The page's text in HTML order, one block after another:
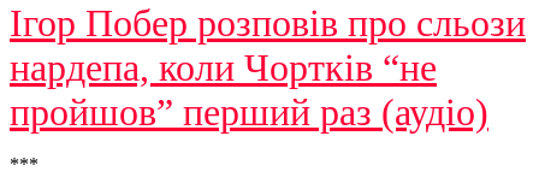
Ігор Побер розповів про сльози
нардепа, коли Чортків “не
пройшов” перший раз (аудіо)
***